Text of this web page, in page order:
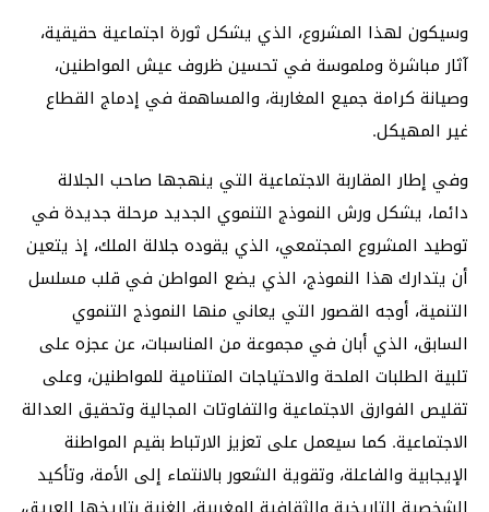
وسيكون لهذا المشروع، الذي يشكل ثورة اجتماعية حقيقية،
آثار مباشرة وملموسة في تحسين ظروف عيش المواطنين،
وصيانة كرامة جميع المغاربة، والمساهمة في إدماج القطاع
غير المهيكل.
وفي إطار المقاربة الاجتماعية التي ينهجها صاحب الجلالة
دائما، يشكل ورش النموذج التنموي الجديد مرحلة جديدة في
توطيد المشروع المجتمعي، الذي يقوده جلالة الملك، إذ يتعين
أن يتدارك هذا النموذج، الذي يضع المواطن في قلب مسلسل
التنمية، أوجه القصور التي يعاني منها النموذج التنموي
السابق، الذي أبان في مجموعة من المناسبات، عن عجزه على
تلبية الطلبات الملحة والاحتياجات المتنامية للمواطنين، وعلى
تقليص الفوارق الاجتماعية والتفاوتات المجالية وتحقيق العدالة
الاجتماعية. كما سيعمل على تعزيز الارتباط بقيم المواطنة
الإيجابية والفاعلة، وتقوية الشعور بالانتماء إلى الأمة، وتأكيد